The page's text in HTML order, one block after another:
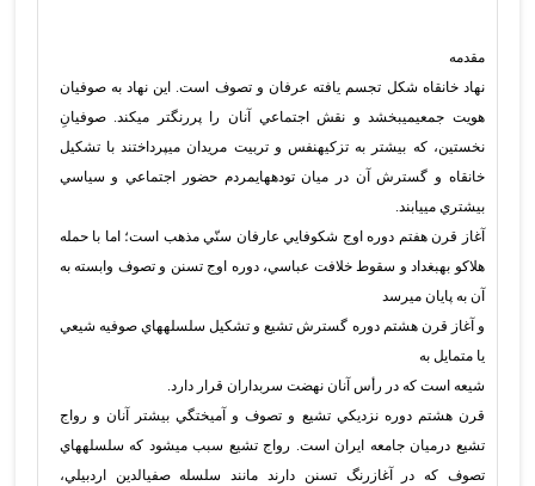
مقدمه
نهاد خانقاه شكل تجسم يافته عرفان و تصوف است. اين نهاد به صوفيان
هويت جمعيميبخشد و نقش اجتماعي آنان را پررنگتر ميكند. صوفيانِ
نخستين، كه بيشتر به تزكيهنفس و تربيت مريدان ميپرداختند با تشكيل
خانقاه و گسترش آن در ميان تودههايمردم حضور اجتماعي و سياسي
بيشتري مييابند.
آغاز قرن هفتم دوره اوج شكوفايي عارفان سنّي مذهب است؛ اما با حمله
هلاكو بهبغداد و سقوط خلافت عباسي، دوره اوج تسنن و تصوف وابسته به
آن به پايان ميرسد
و آغاز قرن هشتم دوره گسترش تشيع و تشكيل سلسلههاي صوفيه شيعي
يا متمايل به
شيعه است كه در رأس آنان نهضت سربداران قرار دارد.
قرن هشتم دوره نزديكي تشيع و تصوف و آميختگي بيشتر آنان و رواج
تشيع درميان جامعه ايران است. رواج تشيع سبب ميشود كه سلسلههاي
تصوف كه در آغازرنگ تسنن دارند مانند سلسله صفيالدين اردبيلي،